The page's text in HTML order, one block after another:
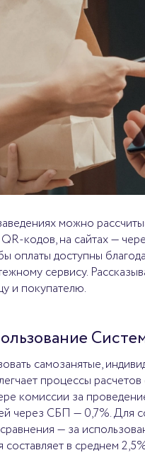
можно
кодов, на сайтах —
оплаты доступны
сервису.
и покупателю.
самозанятые,
процессы
комиссии за
через СБП — 0,7%. Для
— за
в среднем